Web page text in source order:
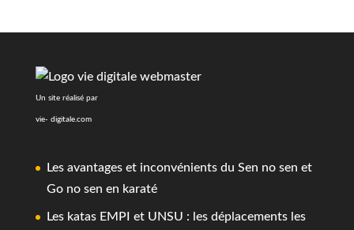
Un site réalisé par
vie- digitale.com
Les avantages et inconvénients du Sen no sen et
Go no sen en karaté
Les katas EMPI et UNSU : les déplacements les